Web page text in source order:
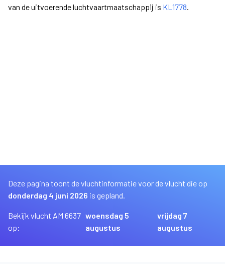
van de uitvoerende luchtvaartmaatschappij is KL1778.
Deze pagina toont de vluchtinformatie voor de vlucht die op
donderdag 4 juni 2026 is gepland.
Bekijk vlucht AM 6637
op:
woensdag 5
augustus
vrijdag 7
augustus